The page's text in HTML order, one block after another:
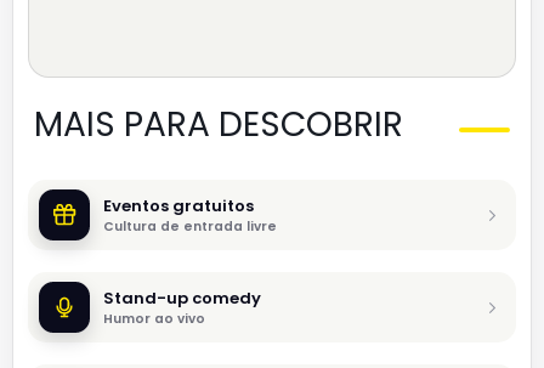
MAIS PARA DESCOBRIR
Eventos gratuitos
Cultura de entrada livre
Stand-up comedy
Humor ao vivo